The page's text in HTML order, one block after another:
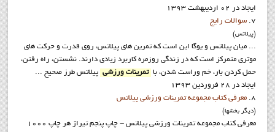
ایجاد در 02 ارديبهشت 1393
7.
سوالات رايج
(پيلاتس)
... ميان پيلاتس و يوگا اين است که تمرين هاي پيلاتس، روي قدرت و حرکت هاي
موثري متمرکز است که در زندگي روزمره کاربرد زيادي دارند. نشستن، راه رفتن،
حمل کردن بار، خم وراست شدن، با
تمرینات ورزشی پیلاتس طرز صحیح ...
ایجاد در 28 فروردين 1393
8.
معرفي کتاب مجموعه تمرينات ورزشي پيلاتس
(ديگر بخشها)
معرفي كتاب مجموعه تمرينات ورزشي پيلاتس - چاپ پنجم تيراژ هر چاپ 1000